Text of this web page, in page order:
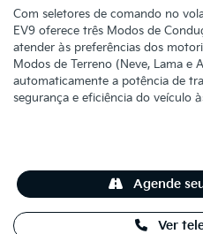
Com seletores de comando no
EV9 oferece três Modos de
atender às preferências dos
Modos de Terreno (Neve, Lama e
automaticamente a potência de
segurança e eficiência do veículo
Ver
Agende